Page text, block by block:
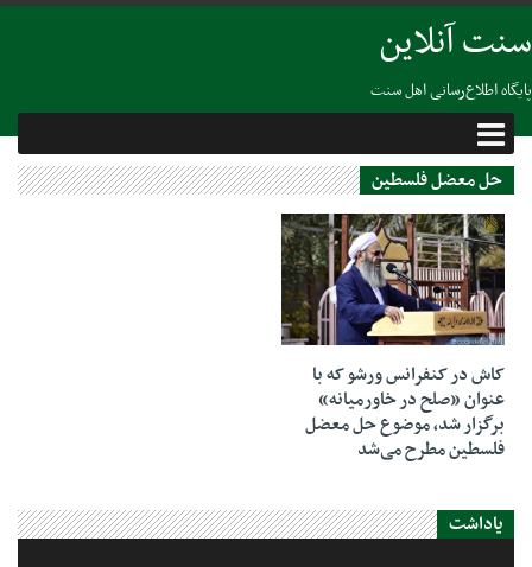
سنت آنلاین
پایگاه اطلاع‌رسانی اهل سنت
حل معضل فلسطین
15 فوریه 2019
کاش در کنفرانس ورشو که با
عنوان «صلح در خاورمیانه»
برگزار شد، موضوع حل معضل
فلسطین مطرح می‌شد
یاداشت